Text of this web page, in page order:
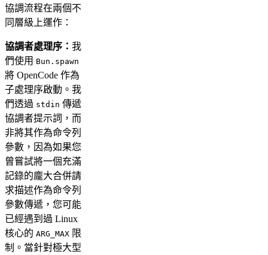
協調流程在兩個不
同層級上運作：
協調者處理序： 我
們使用 Bun.spawn
將 OpenCode 作為
子處理序啟動。我
們透過 stdin 傳遞
協調者提示詞，而
非將其作為命令列
參數，因為如果您
曾嘗試將一個充滿
記錄的龐大合併請
求描述作為命令列
參數傳遞，您可能
已經遇到過 Linux
核心的 ARG_MAX 限
制。當針對極大型